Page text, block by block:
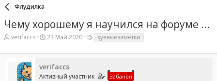
Флудилка
Чему хорошему я научился на форуме ...
А
т
о
verifaccs
Д
т
а
н
а
23 Май 2020
Т
е
г
и
хуевыезаметки
verifaccs
Активный участник Забанен